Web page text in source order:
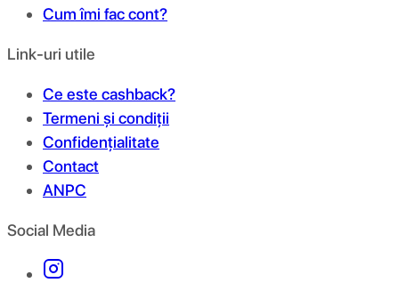
Cum îmi fac cont?
Link-uri utile
Ce este cashback?
Termeni și condiții
Confidențialitate
Contact
ANPC
Social Media